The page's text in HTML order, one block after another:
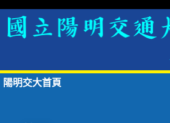
陽明交大首頁